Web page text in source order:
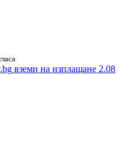
вземи на изплащане 2.08